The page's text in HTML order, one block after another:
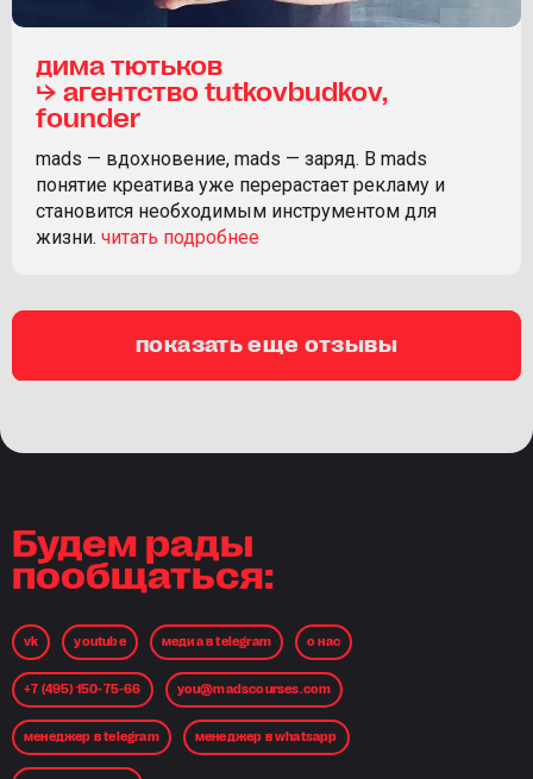
дима тютьков
⮡ агентство tutkovbudkov,
founder
mads — вдохновение, mads — заряд. В mads
понятие креатива уже перерастает рекламу и
становится необходимым инструментом для
жизни.
показать еще отзывы
Будем рады
пообщаться:
vk youtube медиа в telegram о нас
+7 (495) 150-75-66 you@madscourses.com
менеджер в telegram менеджер в whatsapp